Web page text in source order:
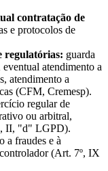
contratação de
e protocolos de
regulatórias: guarda
atendimento a
atendimento a
(CFM, Cremesp).
regular de
ou arbitral,
II, "d" LGPD).
a fraudes e à
(Art. 7º, IX